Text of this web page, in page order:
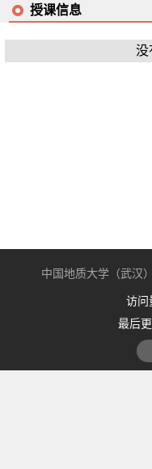
授课信息
没
中国地质大学（武汉
访问
最后更